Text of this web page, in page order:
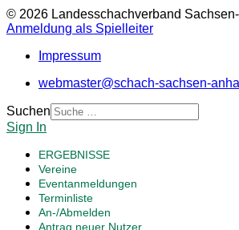
© 2026 Landesschachverband
Anmeldung als Spielleiter
Impressum
webmaster@schach-sachsen-
Suchen
Sign In
ERGEBNISSE
Vereine
Eventanmeldungen
Terminliste
An-/Abmelden
Antrag neuer Nutzer